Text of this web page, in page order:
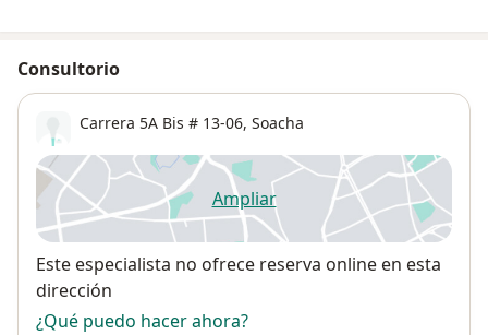
Consultorio
Carrera 5A Bis # 13-06, Soacha
Ampliarse abre en una nueva
Disponibilidad
Este especialista no ofrece reserva online en esta
dirección
¿Qué puedo hacer ahora?